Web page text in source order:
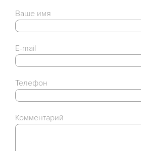
Ваше имя
E-mail
Телефон
Комментарий